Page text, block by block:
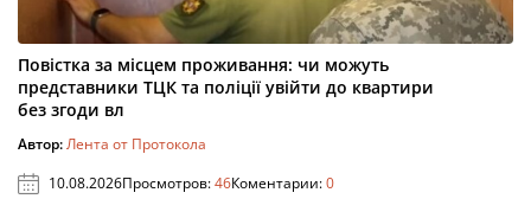
Повістка за місцем проживання: чи можуть
представники ТЦК та поліції увійти до квартири
без згоди вл
Автор:Лента от Протокола
10.08.2026Просмотров:46Коментарии:0